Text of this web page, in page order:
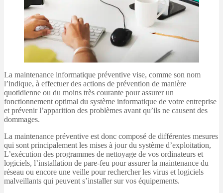
La maintenance informatique préventive vise, comme son nom
l’indique, à effectuer des actions de prévention de manière
quotidienne ou du moins très courante pour assurer un
fonctionnement optimal du système informatique de votre entreprise
et prévenir l’apparition des problèmes avant qu’ils ne causent des
dommages.
La maintenance préventive est donc composé de différentes mesures
qui sont principalement les mises à jour du système d’exploitation,
L’exécution des programmes de nettoyage de vos ordinateurs et
logiciels, l’installation de pare-feu pour assurer la maintenance du
réseau ou encore une veille pour rechercher les virus et logiciels
malveillants qui peuvent s’installer sur vos équipements.